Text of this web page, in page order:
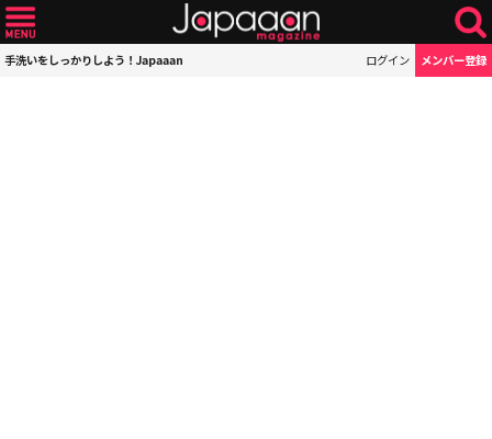
手洗いをしっかりしよう！Japaaan ログイン メンバー登録